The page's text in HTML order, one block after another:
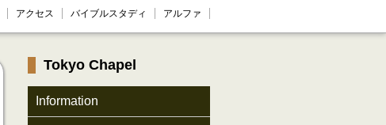
アクセス バイブルスタディ アルファ
Tokyo Chapel
Information